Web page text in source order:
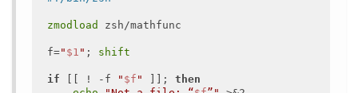
zmodload zsh/mathfunc
f=" $1 " ; shift
if [[ ! -f " $f " ]]; then